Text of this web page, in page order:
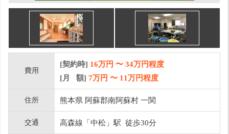
費用
[契約時] 16万円 〜 34万円程度
[月 額] 7万円 〜 11万円程度
住所 熊本県 阿蘇郡南阿蘇村 一関
交通 高森線「中松」駅 徒歩30分